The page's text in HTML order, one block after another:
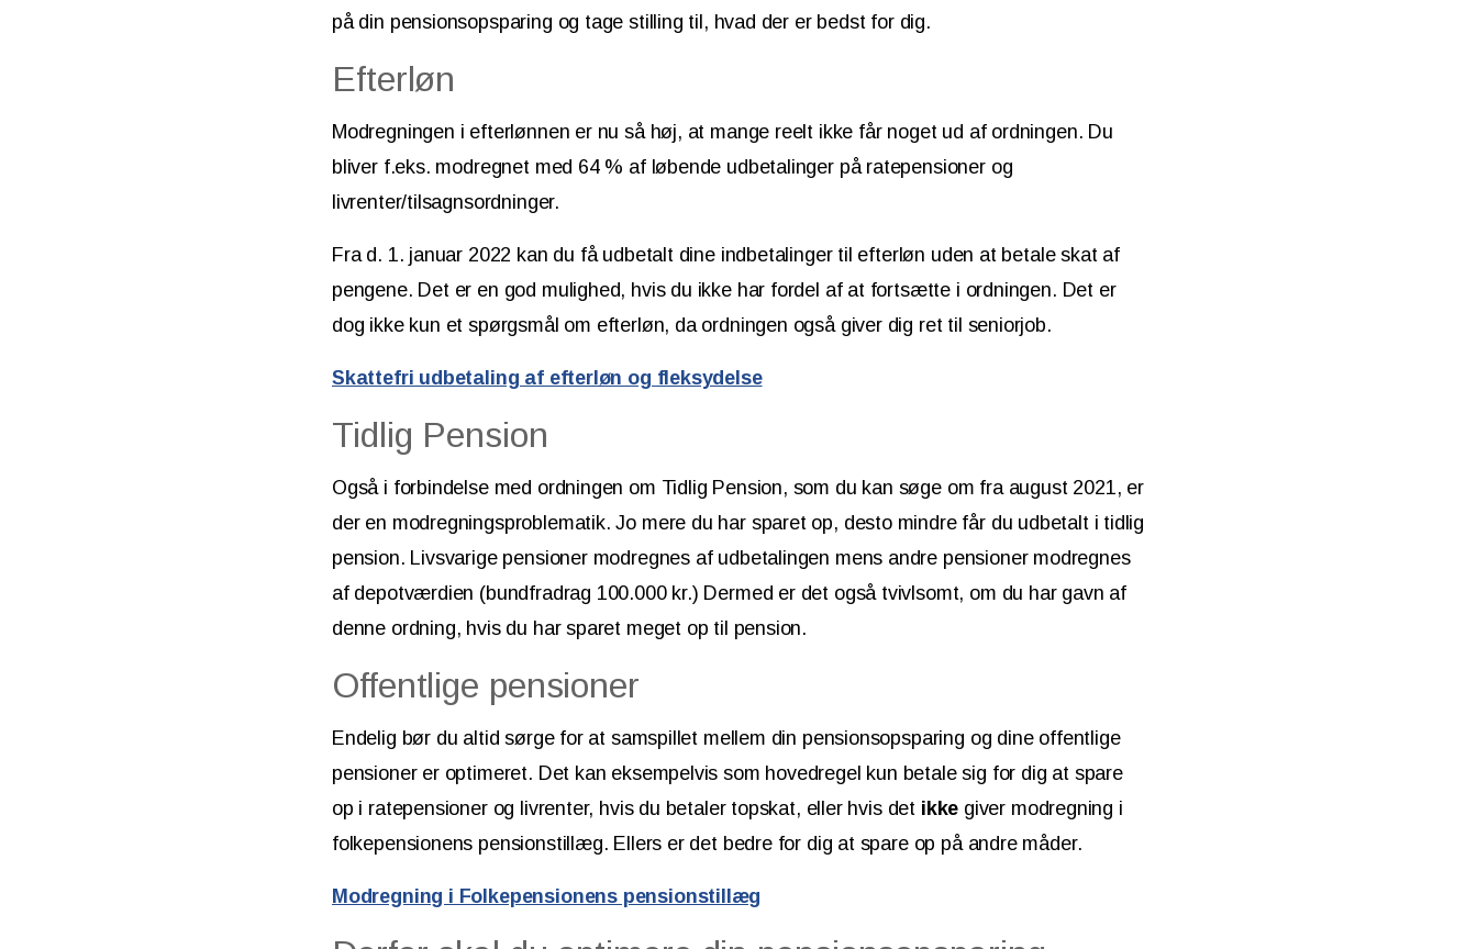
på din pensionsopsparing og tage stilling til, hvad der er bedst for dig.
Efterløn
Modregningen i efterlønnen er nu så høj, at mange reelt ikke får noget ud af ordningen. Du
bliver f.eks. modregnet med 64 % af løbende udbetalinger på ratepensioner og
livrenter/tilsagnsordninger.
Fra d. 1. januar 2022 kan du få udbetalt dine indbetalinger til efterløn uden at betale skat af
pengene. Det er en god mulighed, hvis du ikke har fordel af at fortsætte i ordningen. Det er
dog ikke kun et spørgsmål om efterløn, da ordningen også giver dig ret til seniorjob.
Skattefri udbetaling af efterløn og fleksydelse
Tidlig Pension
Også i forbindelse med ordningen om Tidlig Pension, som du kan søge om fra august 2021, er
der en modregningsproblematik. Jo mere du har sparet op, desto mindre får du udbetalt i tidlig
pension. Livsvarige pensioner modregnes af udbetalingen mens andre pensioner modregnes
af depotværdien (bundfradrag 100.000 kr.) Dermed er det også tvivlsomt, om du har gavn af
denne ordning, hvis du har sparet meget op til pension.
Offentlige pensioner
Endelig bør du altid sørge for at samspillet mellem din pensionsopsparing og dine offentlige
pensioner er optimeret. Det kan eksempelvis som hovedregel kun betale sig for dig at spare
op i ratepensioner og livrenter, hvis du betaler topskat, eller hvis det ikke giver modregning i
folkepensionens pensionstillæg. Ellers er det bedre for dig at spare op på andre måder.
Modregning i Folkepensionens pensionstillæg